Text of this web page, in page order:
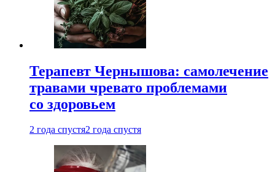
Терапевт Чернышова: самолечение
травами чревато проблемами
со здоровьем
2 года спустя2 года спустя